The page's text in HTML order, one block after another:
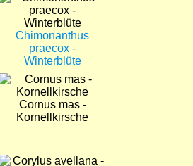
Chimonanthus
praecox -
Winterblüte
Bild
Cornus mas -
Kornellkirsche
Bild